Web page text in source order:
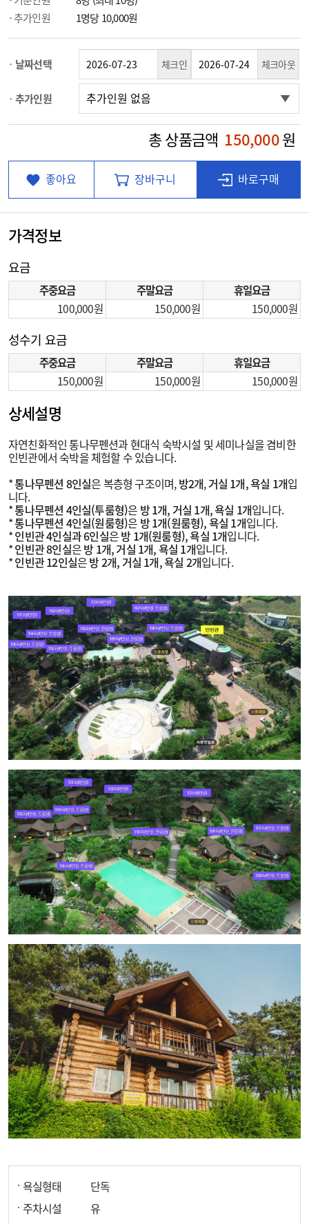
추가인원
1명당 10,000원
날짜선택 체크인 체크아웃
추가인원
총 상품금액 150,000원
좋아요 장바구니 바로구매
가격정보
요금
주중요금 주말요금
휴일요금
100,000
150,000 150,000
성수기 요금
주중요금 주말요금
휴일요금
150,000
150,000 150,000
상세설명
자연친화적인 통나무펜션과 현대식 숙박시설 및 세미나실을 겸비한
인빈관에서 숙박을 체험할 수 있습니다.
*통나무펜션 8인실은 복층형 구조이며,방2개,거실 1개, 욕실 1개입
니다.
*통나무펜션 4인실(투룸형)은 방 1개, 거실 1개, 욕실 1개입니다.
*통나무펜션 4인실(원룸형)은 방 1개(원룸형), 욕실 1개입니다.
*인빈관 4인실과 6인실은방 1개(원룸형), 욕실 1개입니다.
*인빈관 8인실은방 1개, 거실 1개, 욕실 1개입니다.
*인빈관 12인실은방 2개, 거실 1개, 욕실 2개입니다.
욕실형태
단독
주차시설
유